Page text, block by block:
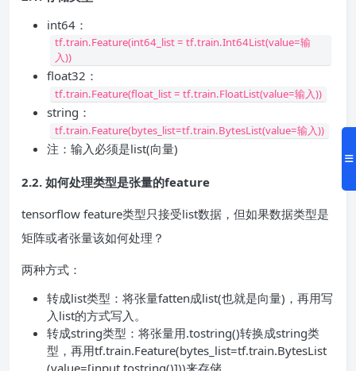
int64：
tf.train.Feature(int64_list = tf.train.Int64List(value=输
入))
float32：
tf.train.Feature(float_list = tf.train.FloatList(value=输入))
string：
tf.train.Feature(bytes_list=tf.train.BytesList(value=输入))
注：输入必须是list(向量)
2.2. 如何处理类型是张量的feature
tensorflow feature类型只接受list数据，但如果数据类型是
矩阵或者张量该如何处理？
两种方式：
转成list类型：将张量fatten成list(也就是向量)，再用写
入list的方式写入。
转成string类型：将张量用.tostring()转换成string类
型，再用tf.train.Feature(bytes_list=tf.train.BytesList
(value=[input.tostring()]))来存储。